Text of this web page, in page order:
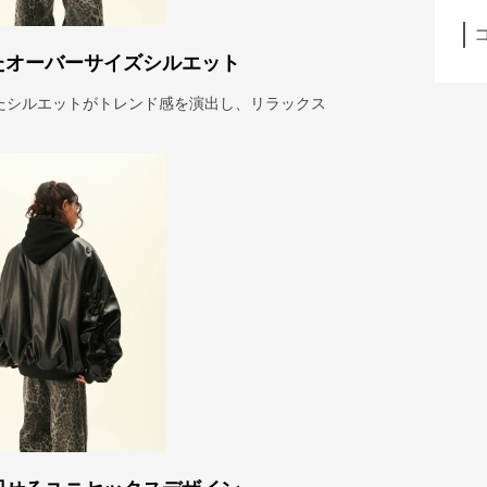
ーバーサイズシルエット
ルエットがトレンド感を演出し、リラックス